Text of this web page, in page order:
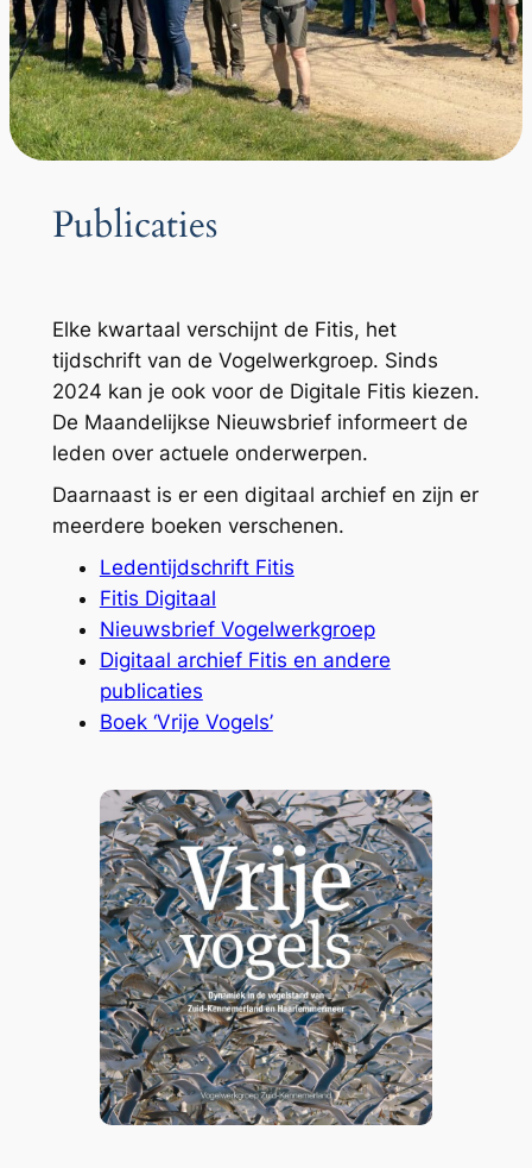
Publicaties
Elke kwartaal verschijnt de Fitis, het
tijdschrift van de Vogelwerkgroep. Sinds
2024 kan je ook voor de Digitale Fitis kiezen.
De Maandelijkse Nieuwsbrief informeert de
leden over actuele onderwerpen.
Daarnaast is er een digitaal archief en zijn er
meerdere boeken verschenen.
Ledentijdschrift Fitis
Fitis Digitaal
Nieuwsbrief Vogelwerkgroep
Digitaal archief Fitis en andere
publicaties
Boek ‘Vrije Vogels’